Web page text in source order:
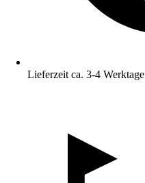
Lieferzeit ca. 3-4 Werktage